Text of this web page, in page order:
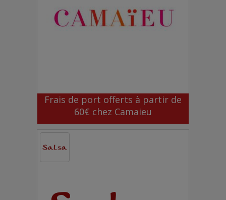
Frais de port offerts à partir de
60€ chez Camaieu